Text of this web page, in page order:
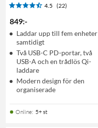
4.5 (22)
849:-
Laddar upp till fem enheter
samtidigt
Två USB-C PD-portar, två
USB-A och en trådlös Qi-
laddare
Modern design för den
organiserade
Online: 5+ st